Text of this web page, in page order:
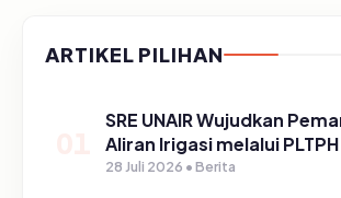
ARTIKEL PILIHAN
SRE UNAIR Wujudkan
Aliran Irigasi melalui
Program TIRTA PELITA di
28 Juli 2026 • Berita